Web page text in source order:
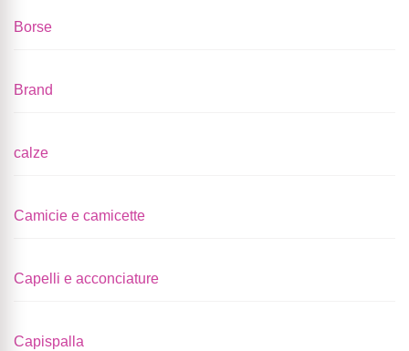
Borse
Brand
calze
Camicie e camicette
Capelli e acconciature
Capispalla